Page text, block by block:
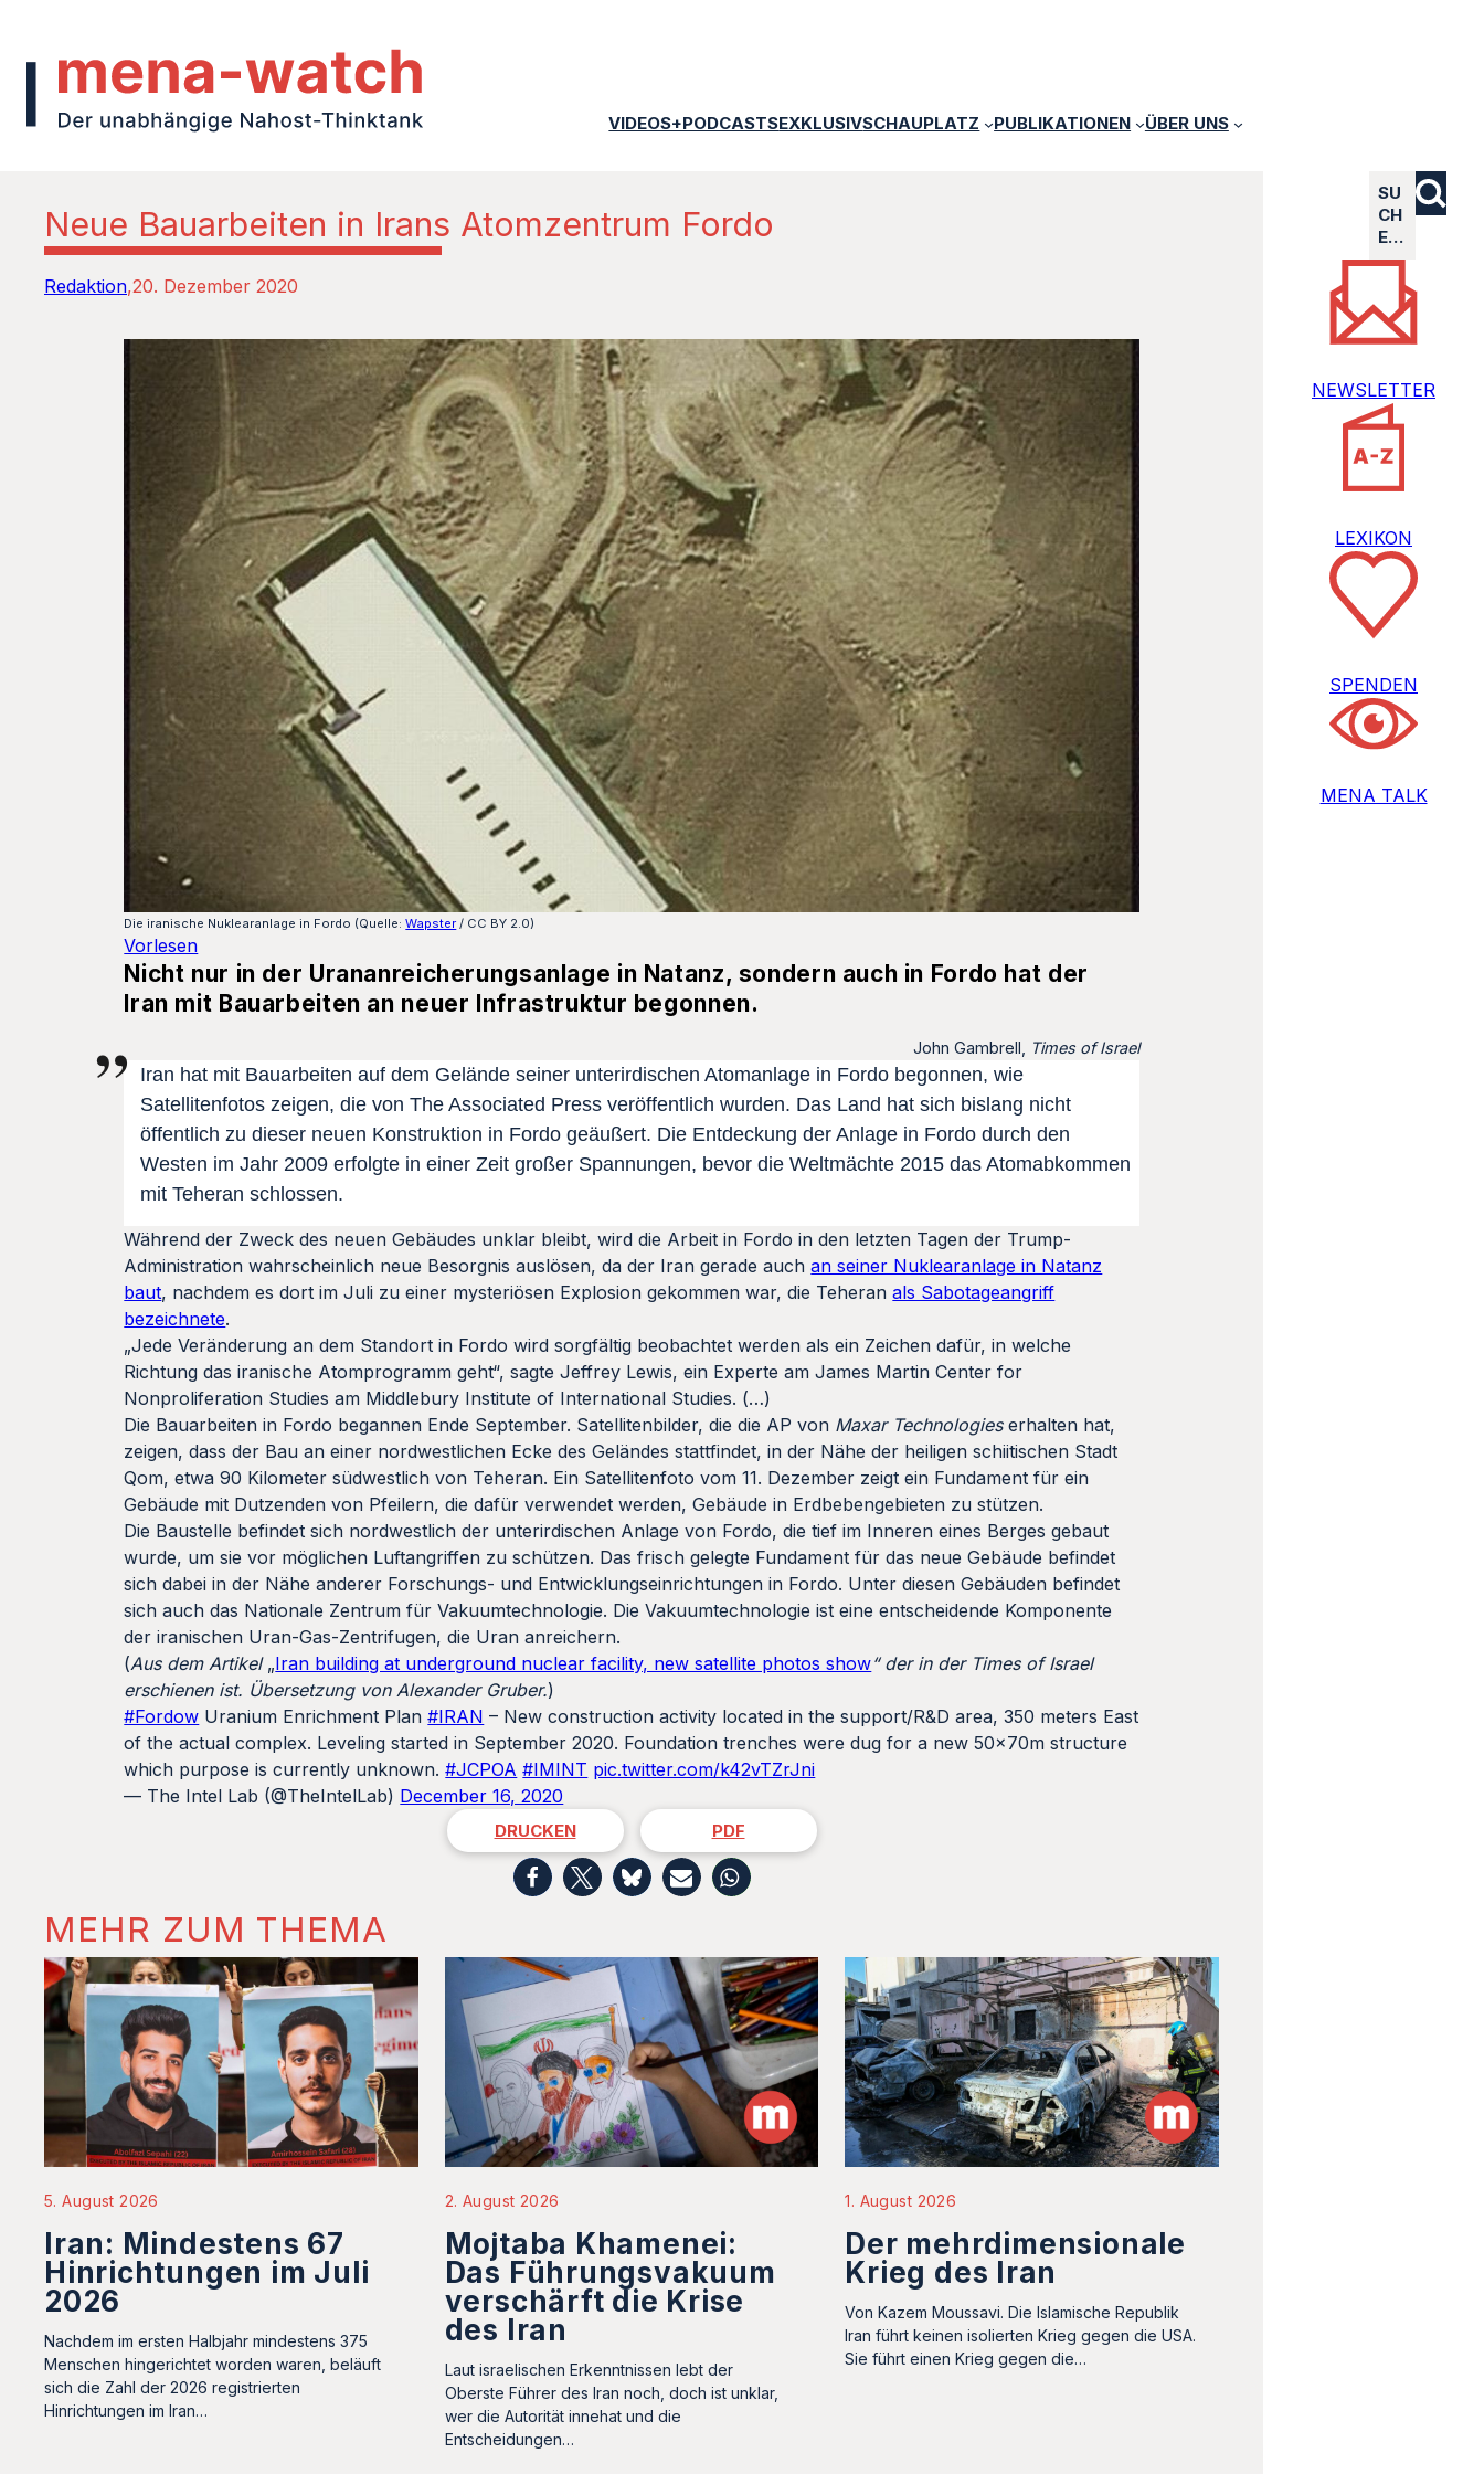
VIDEOS+PODCASTSEXKLUSIVSCHAUPLATZ PUBLIKATIONEN ÜBER UNS
Neue Bauarbeiten in Irans Atomzentrum Fordo
Redaktion 20. Dezember 2020
Die iranische Nuklearanlage in Fordo (Quelle:Wapster / CC BY 2.0)
Vorlesen
Nicht nur in der Urananreicherungsanlage in Natanz, sondern auch in Fordo hat der
Iran mit Bauarbeiten an neuer Infrastruktur begonnen.
John Gambrell, Times of Israel
Iran hat mit Bauarbeiten auf dem Gelände seiner unterirdischen Atomanlage in Fordo begonnen, wie
Satellitenfotos zeigen, die von The Associated Press veröffentlich wurden. Das Land hat sich bislang nicht
öffentlich zu dieser neuen Konstruktion in Fordo geäußert. Die Entdeckung der Anlage in Fordo durch den
Westen im Jahr 2009 erfolgte in einer Zeit großer Spannungen, bevor die Weltmächte 2015 das Atomabkommen
mit Teheran schlossen.
Während der Zweck des neuen Gebäudes unklar bleibt, wird die Arbeit in Fordo in den letzten Tagen der Trump-
Administration wahrscheinlich neue Besorgnis auslösen, da der Iran gerade auchan seiner Nuklearanlage in Natanz
baut, nachdem es dort im Juli zu einer mysteriösen Explosion gekommen war, die Teheranals Sabotageangriff
bezeichnete.
„Jede Veränderung an dem Standort in Fordo wird sorgfältig beobachtet werden als ein Zeichen dafür, in welche
Richtung das iranische Atomprogramm geht“, sagte Jeffrey Lewis, ein Experte am James Martin Center for
Nonproliferation Studies am Middlebury Institute of International Studies. (…)
Die Bauarbeiten in Fordo begannen Ende September. Satellitenbilder, die die AP von Maxar Technologieserhalten hat,
zeigen, dass der Bau an einer nordwestlichen Ecke des Geländes stattfindet, in der Nähe der heiligen schiitischen Stadt
Qom, etwa 90 Kilometer südwestlich von Teheran. Ein Satellitenfoto vom 11. Dezember zeigt ein Fundament für ein
Gebäude mit Dutzenden von Pfeilern, die dafür verwendet werden, Gebäude in Erdbebengebieten zu stützen.
Die Baustelle befindet sich nordwestlich der unterirdischen Anlage von Fordo, die tief im Inneren eines Berges gebaut
wurde, um sie vor möglichen Luftangriffen zu schützen. Das frisch gelegte Fundament für das neue Gebäude befindet
sich dabei in der Nähe anderer Forschungs- und Entwicklungseinrichtungen in Fordo. Unter diesen Gebäuden befindet
sich auch das Nationale Zentrum für Vakuumtechnologie. Die Vakuumtechnologie ist eine entscheidende Komponente
der iranischen Uran-Gas-Zentrifugen, die Uran anreichern.
(Aus dem Artikel „Iran building at underground nuclear facility, new satellite photos show“ der in der Times of Israel
erschienen ist. Übersetzung von Alexander Gruber.)
#Fordow Uranium Enrichment Plan#IRAN – New construction activity located in the support/R&D area, 350 meters East
of the actual complex. Leveling started in September 2020. Foundation trenches were dug for a new 50x70m structure
which purpose is currently unknown.#JCPOA #IMINT pic.twitter.com/k42vTZrJni
— The Intel Lab (@TheIntelLab) December 16, 2020
DRUCKEN PDF
MEHR ZUM THEMA
5. August 2026
Iran: Mindestens 67
Hinrichtungen im Juli
2026
Nachdem im ersten Halbjahr mindestens 375
Menschen hingerichtet worden waren, beläuft
sich die Zahl der 2026 registrierten
Hinrichtungen im Iran…
2. August 2026
Mojtaba Khamenei:
Das Führungsvakuum
verschärft die Krise
des Iran
Laut israelischen Erkenntnissen lebt der
Oberste Führer des Iran noch, doch ist unklar,
wer die Autorität innehat und die
Entscheidungen…
1. August 2026
Der mehrdimensionale
Krieg des Iran
Von Kazem Moussavi. Die Islamische Republik
Iran führt keinen isolierten Krieg gegen die USA.
Sie führt einen Krieg gegen die…
SU
CH
E…
NEWSLETTER
LEXIKON
SPENDEN
MENA TALK